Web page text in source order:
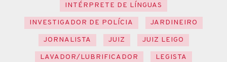
INTÉRPRETE DE LÍNGUAS
INVESTIGADOR DE POLÍCIA
JARDINEIRO
JORNALISTA
JUIZ
JUIZ LEIGO
LAVADOR/LUBRIFICADOR
LEGISTA